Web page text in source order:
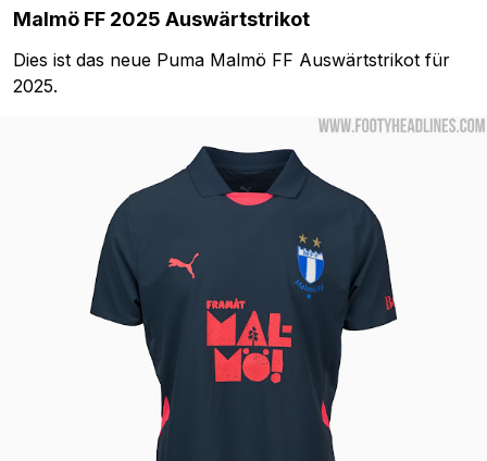
Malmö FF 2025 Auswärtstrikot
Dies ist das neue Puma Malmö FF Auswärtstrikot für
2025.